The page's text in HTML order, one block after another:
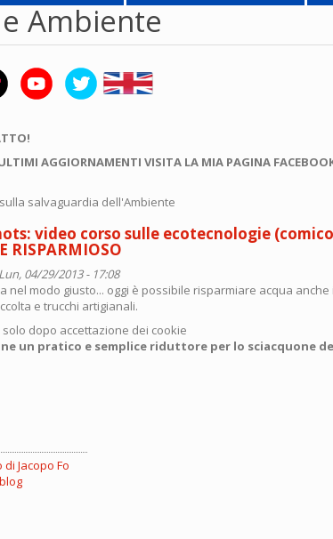
Ambiente
ULTIMI AGGIORNAMENTI VISITA LA MIA PAGINA
salvaguardia dell'Ambiente
video corso sulle ecotecnologie
RISPARMIOSO
04/29/2013 - 17:08
nel modo giusto... oggi è possibile risparmiare acqua
e trucchi artigianali.
dopo accettazione dei cookie
un pratico e semplice riduttore per lo sciacquone
Jacopo Fo